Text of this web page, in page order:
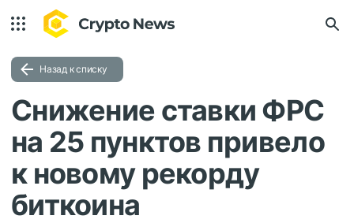
Назад к списку
Снижение ставки ФРС
на 25 пунктов привело
к новому рекорду
биткоина